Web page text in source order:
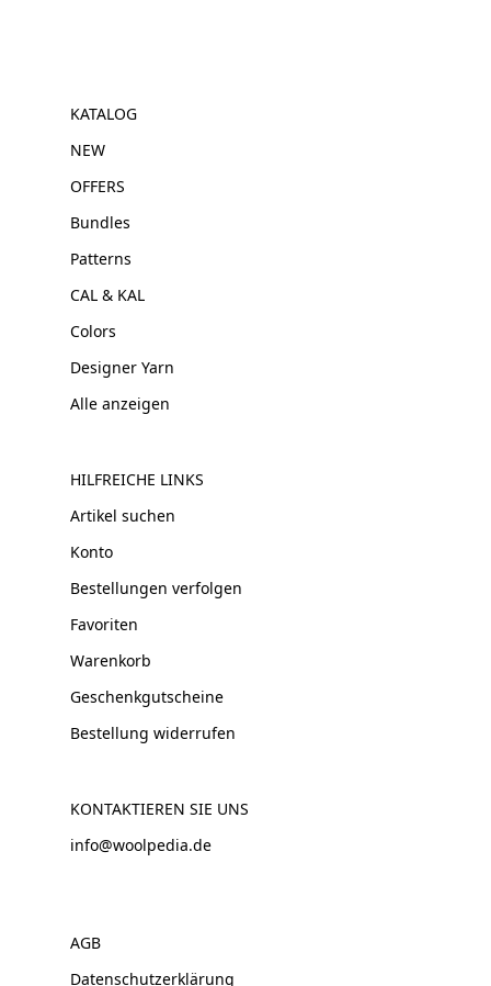
KATALOG
NEW
OFFERS
Bundles
Patterns
CAL & KAL
Colors
Designer Yarn
Alle anzeigen
HILFREICHE LINKS
Artikel suchen
Konto
Bestellungen verfolgen
Favoriten
Warenkorb
Geschenkgutscheine
Bestellung widerrufen
KONTAKTIEREN SIE UNS
info@woolpedia.de
AGB
Datenschutzerklärung